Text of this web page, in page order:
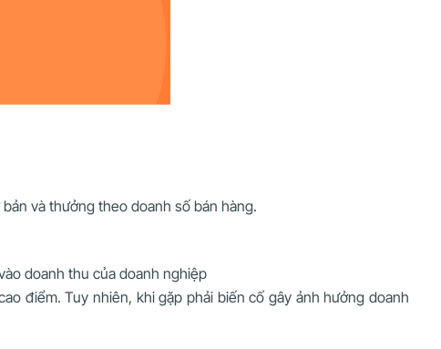
và thưởng theo doanh số bán hàng.
doanh thu của doanh nghiệp
điểm. Tuy nhiên, khi gặp phải biến cố gây ảnh hưởng doanh